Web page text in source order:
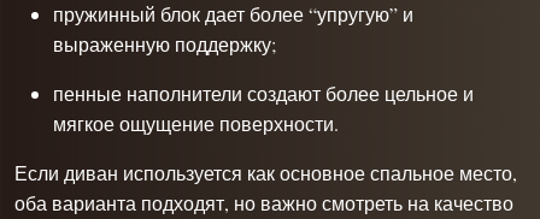
пружинный блок дает более “упругую” и
выраженную поддержку;
пенные наполнители создают более цельное и
мягкое ощущение поверхности.
Если диван используется как основное спальное место,
оба варианта подходят, но важно смотреть на качество